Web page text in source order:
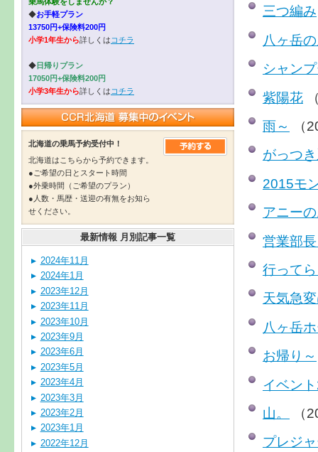
三つ編み
八ヶ岳
シャン
紫陽花
雨～
（
がっつ
2015モ
アニー
営業部
行って
天気急
八ヶ岳
お帰り～
イベン
山。
（
プレジ
◆お手軽プラン
13750円+保険料200円
小学1年生から詳しくは コチラ
◆日帰りプラン
17050円+保険料200円
小学3年生から詳しくは コチラ
北海道の乗馬予約受付中！
北海道はこちらから予約できます。
●ご希望の日とスタート時間
●外乗時間（ご希望のプラン）
●人数・馬歴・送迎の有無をお知ら
せください。
最新情報 月別記事一覧
2024年11月
2024年1月
2023年12月
2023年11月
2023年10月
2023年9月
2023年6月
2023年5月
2023年4月
2023年3月
2023年2月
2023年1月
2022年12月